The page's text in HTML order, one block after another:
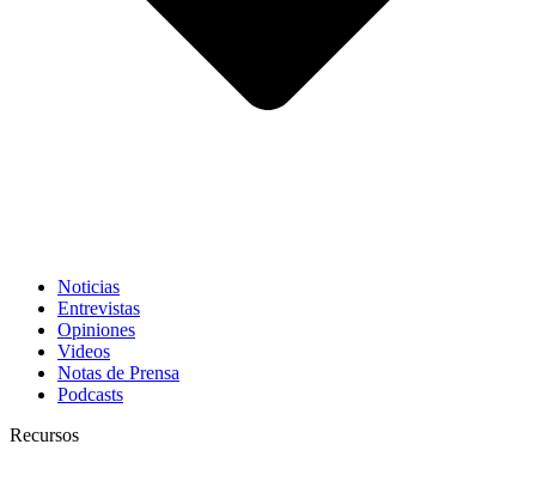
Noticias
Entrevistas
Opiniones
Videos
Notas de Prensa
Podcasts
Recursos